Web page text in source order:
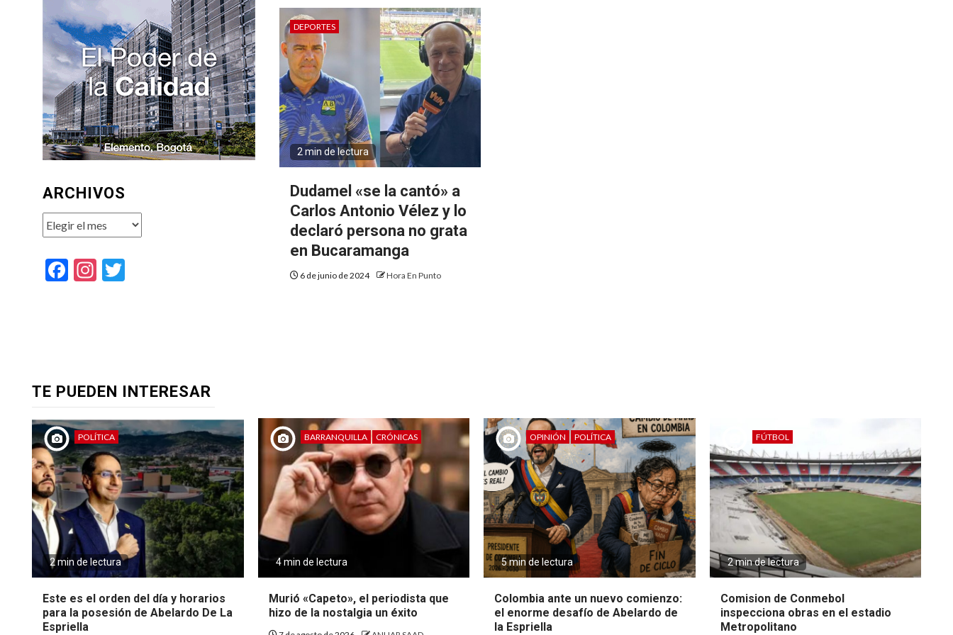
DEPORTES
2 min de lectura
Dudamel «se la cantó» a
Carlos Antonio Vélez y lo
declaró persona no grata
en Bucaramanga
6 de junio de 2024 Hora En Punto
ARCHIVOS
Archivos
Facebook
Instagram
TE PUEDEN INTERESAR
POLÍTICA
2 min de lectura
Este es el orden del día y horarios
para la posesión de Abelardo De La
Espriella
BARRANQUILLA CRÓNICAS
4 min de lectura
Murió «Capeto», el periodista que
hizo de la nostalgia un éxito
OPINIÓN POLÍTICA
5 min de lectura
Colombia ante un nuevo comienzo:
el enorme desafío de Abelardo de
la Espriella
FÚTBOL
2 min de lectura
Comision de Conmebol
inspecciona obras en el estadio
Metropolitano